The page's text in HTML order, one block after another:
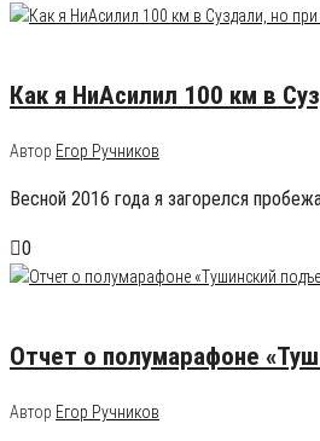
Как я НиАсилил 100 км в
Автор Егор Ручников
Весной 2016 года я загорелся
0
Отчет о полумарафоне
Автор Егор Ручников